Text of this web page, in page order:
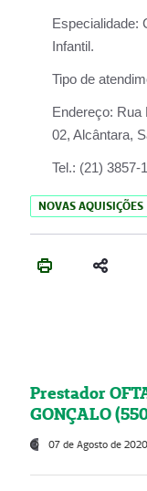
Especialidade:
Infantil.
Tipo de
Endereço: Rua
02, Alcântara,
Tel.: (21) 3857-
NOVAS AQUISIÇÕES
Prestador
GONÇALO
07 de Agosto de 2020